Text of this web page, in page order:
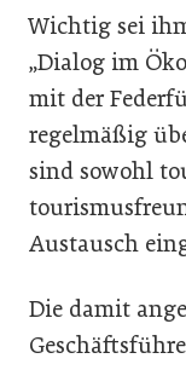
Wichtig sei
„Dialog im
mit der
regelmäßig
sind sowohl
Austausch
Die damit